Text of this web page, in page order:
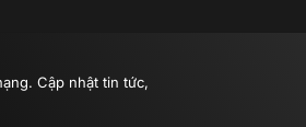
Cập nhật tin tức,